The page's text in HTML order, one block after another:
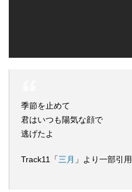
季節を止めて
君はいつも陽気な顔で
逃げたよ
Track11「三月 」より一部引用